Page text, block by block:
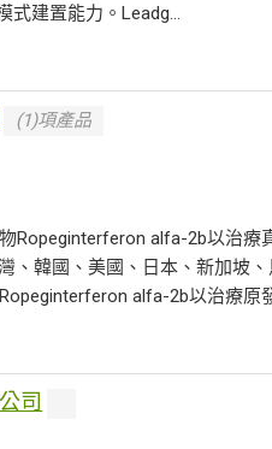
式建置能力。Leadg...
(1)項產品
Ropeginterferon alfa-2b以治療
、韓國、美國、日本、新加坡
alfa-2b以治療原
司